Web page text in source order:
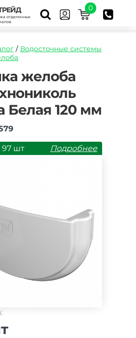
отделочных
0
/ Водосточные системы
images/id/normal/
желоба
Белая 120 мм
97 шт Подробнее